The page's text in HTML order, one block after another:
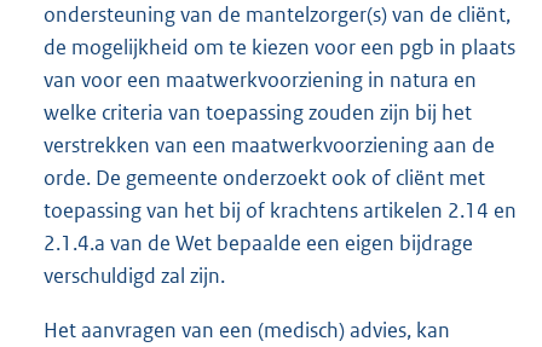
ondersteuning van de mantelzorger(s) van de cliënt,
de mogelijkheid om te kiezen voor een pgb in plaats
van voor een maatwerkvoorziening in natura en
welke criteria van toepassing zouden zijn bij het
verstrekken van een maatwerkvoorziening aan de
orde. De gemeente onderzoekt ook of cliënt met
toepassing van het bij of krachtens artikelen 2.14 en
2.1.4.a van de Wet bepaalde een eigen bijdrage
verschuldigd zal zijn.
Het aanvragen van een (medisch) advies, kan